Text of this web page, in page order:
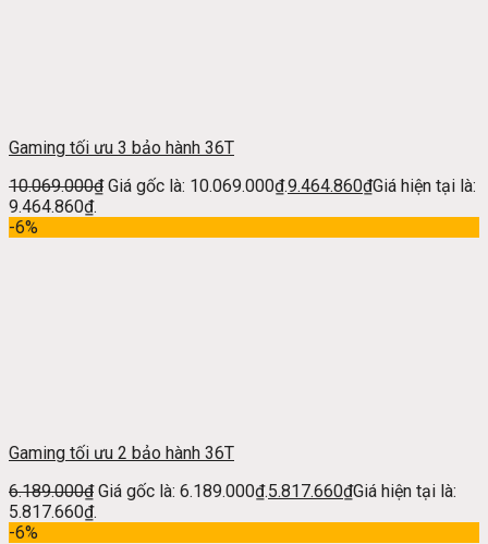
Gaming tối ưu 3 bảo hành 36T
10.069.000₫ Giá gốc là: 10.069.000₫.9.464.860₫Giá hiện tại là:
9.464.860₫.
-6%
Gaming tối ưu 2 bảo hành 36T
6.189.000₫ Giá gốc là: 6.189.000₫.5.817.660₫Giá hiện tại là:
5.817.660₫.
-6%